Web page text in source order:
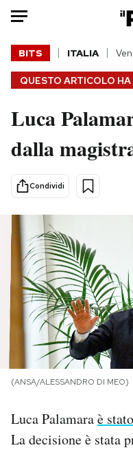
HOME
Italia
Politica
Tecnologia
Internet
Scienza
Cultura
Economia
Sport
PODCAST
NEWSLETTER
I MIEI PREFERITI
QUESTO ARTICOLO HA
BITS ITALIA
Luca
dalla
Condividi
(ANSA/ALESSANDRO DI MEO)
Luca Palamaraè
La decisione è stata